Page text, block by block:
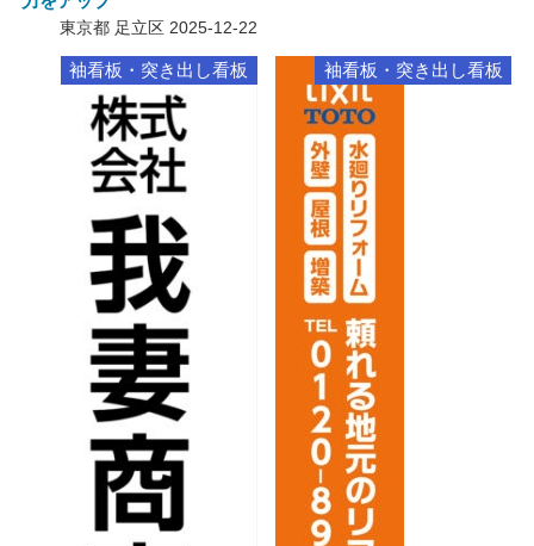
東京都 足立区 2025-12-22
袖看板・突き出し看板 袖看板・突き出し看板